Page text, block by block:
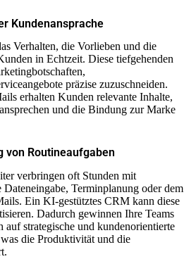
Kundenansprache
Verhalten, die Vorlieben und die
in Echtzeit. Diese tiefgehenden
präzise zuzuschneiden.
erhalten Kunden relevante Inhalte,
und die Bindung zur Marke
von Routineaufgaben
verbringen oft Stunden mit
Terminplanung oder dem
Ein KI-gestütztes CRM kann diese
Dadurch gewinnen Ihre Teams
strategische und kundenorientierte
die Produktivität und die